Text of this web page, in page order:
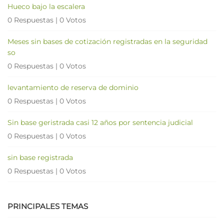
Hueco bajo la escalera
0 Respuestas | 0 Votos
Meses sin bases de cotización registradas en la seguridad
so
0 Respuestas | 0 Votos
levantamiento de reserva de dominio
0 Respuestas | 0 Votos
Sin base geristrada casi 12 años por sentencia judicial
0 Respuestas | 0 Votos
sin base registrada
0 Respuestas | 0 Votos
PRINCIPALES TEMAS